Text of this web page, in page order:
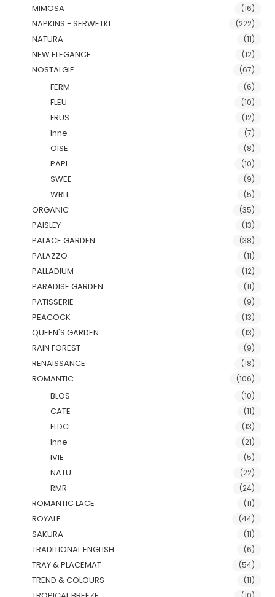
MIMOSA (16)
NAPKINS - SERWETKI (222)
NATURA (11)
NEW ELEGANCE (12)
NOSTALGIE (67)
FERM (6)
FLEU (10)
FRUS (12)
Inne (7)
OISE (8)
PAPI (10)
SWEE (9)
WRIT (5)
ORGANIC (35)
PAISLEY (13)
PALACE GARDEN (38)
PALAZZO (11)
PALLADIUM (12)
PARADISE GARDEN (11)
PATISSERIE (9)
PEACOCK (13)
QUEEN'S GARDEN (13)
RAIN FOREST (9)
RENAISSANCE (18)
ROMANTIC (106)
BLOS (10)
CATE (11)
FLDC (13)
Inne (21)
IVIE (5)
NATU (22)
RMR (24)
ROMANTIC LACE (11)
ROYALE (44)
SAKURA (11)
TRADITIONAL ENGLISH (6)
TRAY & PLACEMAT (54)
TREND & COLOURS (11)